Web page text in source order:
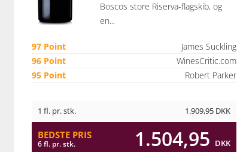
Boscos store Riserva-flagskib, og
en...
97 Point
James Suckling
96 Point
WinesCritic.com
95 Point
Robert Parker
1 fl. pr. stk. 1.909,95 DKK
BEDSTE PRIS
6 fl. pr. stk. 1.504,95 DKK